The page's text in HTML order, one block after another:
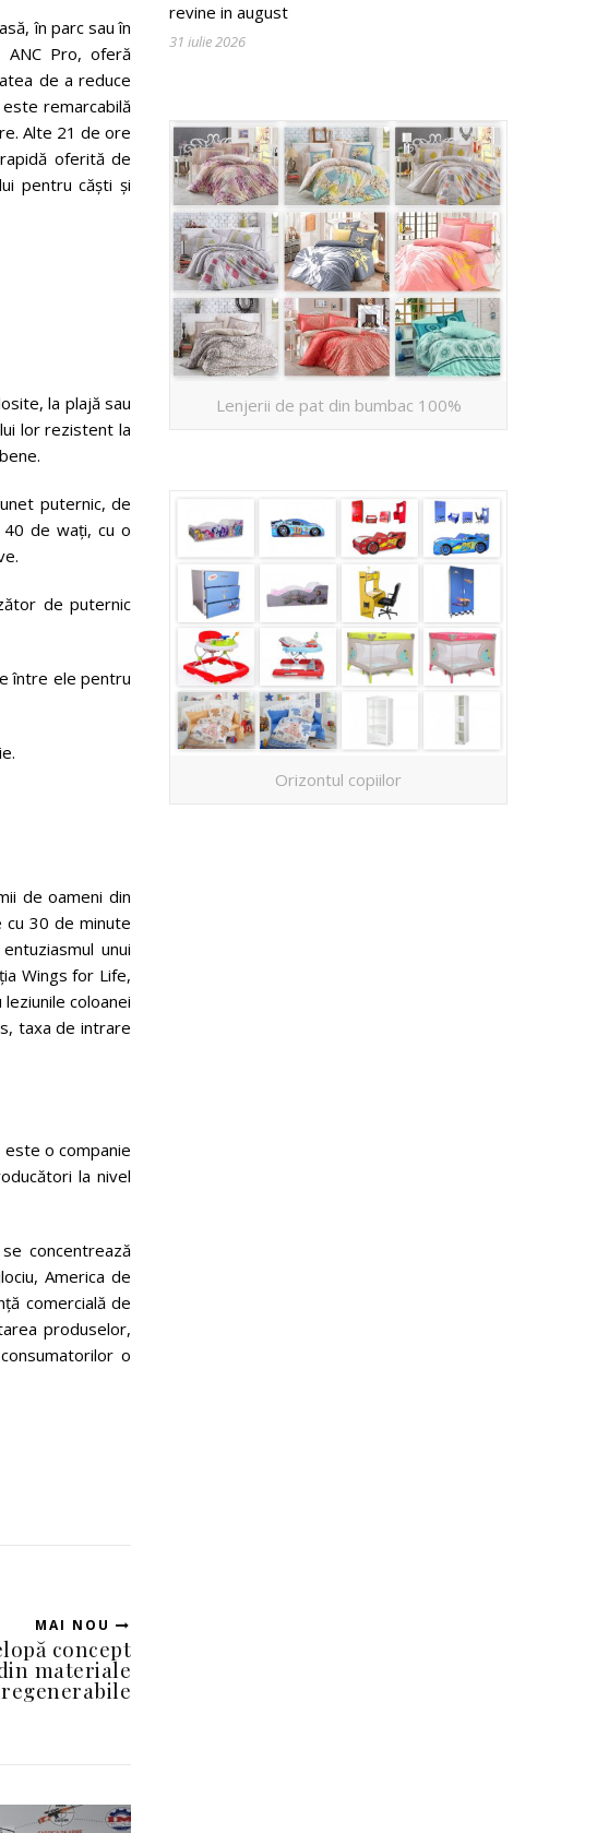
în parc sau în
ANC Pro, oferă
de a reduce
remarcabilă
Alte 21 de ore
oferită de
pentru căști și
la plajă sau
lor rezistent la
puternic, de
de wați, cu o
de puternic
între ele pentru
de oameni din
30 de minute
unui
Wings for Life,
coloanei
taxa de intrare
este o companie
la nivel
concentrează
America de
comercială de
produselor,
o
MAI NOU
concept
materiale
revine in august
31 iulie 2026
Lenjerii de pat din bumbac 100%
Orizontul copiilor